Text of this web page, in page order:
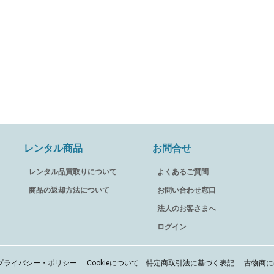
レンタル商品
レンタル品買取りについて
商品の返却方法について
お問合せ
よくあるご質問
お問い合わせ窓口
法人のお客さまへ
ログイン
ライバシー・ポリシー Cookieについて 特定商取引法に基づく表記 古物商